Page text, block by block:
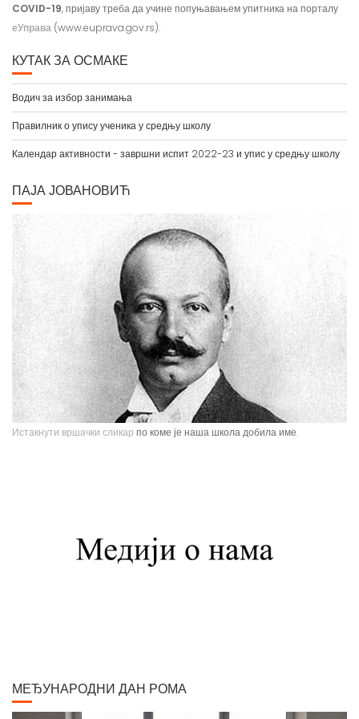
COVID-19, пријаву треба да учине попуњавањем упитника на порталу
еУправа (www.euprava.gov.rs).
КУТАК ЗА ОСМАКЕ
Водич за избор занимања
Правилник о упису ученика у средњу школу
Календар активности - завршни испит 2022-23 и упис у средњу школу
ПАЈА ЈОВАНОВИЋ
Истакнути вршачки сликар по коме је наша школа добила име.
Америци. Од 1900. године углавном ради у Паризу и Бечу. После Првог
светског рата боравио је дуже време у Београду и Букурешту. Излагао је
Албаније. Од свих дама које су се нашле на његовом платну, љубав
сликара у већ зрелим годинама задобила је млада Аустријанка Хермина
МЕЂУНАРОДНИ ДАН РОМА